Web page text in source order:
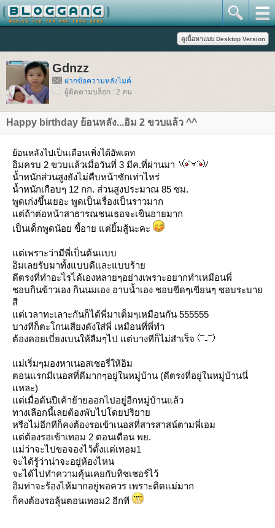
Gdnzz
ฝากข้อความหลังไมค์
ผู้ติดตามบล็อก : 2 คน
Happy birthday ย้อนหลัง...อิม 2 ขวบแล้ว ^^
้อนหลังไปเป็นเดือนเพิ่งได้อัพเดท
อิมครบ 2 ขวบแล้วเมื่อวันที่ 3 มีค.ที่ผ่านมา
น้ำหนักส่วนสูงยังไม่คืบหน้าซักเท่าไหร่
น้ำหนักเกือบๆ 12 กก. ส่วนสูงประมาณ 85 ซม.
พูดเก่งขึ้นเยอะ พูดเป็นเรื่องเป็นราวมาก
ต่ถ้าต่อหน้าสาธารณชนเธอจะเขินอายมาก
เป็นเด็กพูดน้อย ขี้อาย แต่ยิ้มสู้นะคะ
ต่เพราะว่ามีพี่เป็นต้นแบบ
อิมเลยรับมาทั้งแบบดีและแบบร้า
ดีตรงที่ทำอะไรได้เองหลายๆอย่างเพราะอยากทำเหมือนพี่
ชอบกินข้าวเอง กินนมเอง อาบน้ำเอง ชอบขีดๆเขียนๆ ชอบระบา
สี
ต่เวลาทะเลาะกันก็ได้พี่มาเต็มๆเหมือนกัน 555555
บางทีก็ตะโกนเสียงดังใส่พี่ เหมือนที่พี่ทำ
ต้องคอยเบี่ยงเบนให้ลืมๆไป แต่บางทีก็ไม่สำเร็จ
ม่เริ่มๆมองหาเนอสเซอรี่ให้อิม
ตอนแรกมีเนอสที่ดีมากๆอยู่ในหมู่บ้าน (ดีตรงที่อยู่ในหมู่บ้านนี่
หละ)
ต่เมื่อต้นปีเค้าย้ายออกไปอยู่อีกหมู่บ้านแล้ว
ทางเลือกนี้เลยต้องพับไปโดยปริยา
หรือไม่อีกทีก็คงต้องรอเข้าเนอสที่สารสาสน์ตามพี่เอม
ต่ต้องรอเข้าเทอม 2 ตอนเดือน พย.
ม่ว่าจะไปขอจองไว้ตั้งแต่เทอม1
จะได้รู้ว่าน่าจะอยู่ห้องไหน
จะได้ไปทำความคุ้นเคยกับทิชเชอร์ไว้
อิมท่าจะร้องไห้มากอยู่พอควร เพราะติดแม่มาก
ก็คงต้องรอลุ้นตอนเทอม2 อีกที